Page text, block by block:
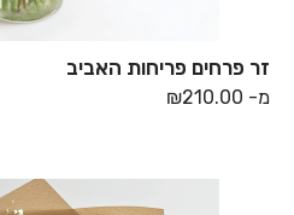
זר פרחים פריחות האביב
מ- ₪210.00